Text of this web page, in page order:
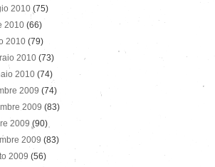
2010 (75)
2010 (66)
2010 (79)
2010 (73)
2010 (74)
2009 (74)
2009 (83)
2009 (90)
2009 (83)
2009 (56)